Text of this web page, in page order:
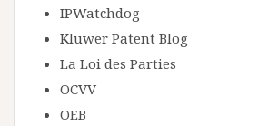
IPWatchdog
Kluwer Patent Blog
La Loi des Parties
OCVV
OEB